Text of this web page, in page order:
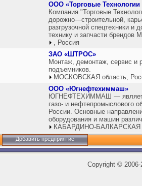
ООО «Торговые
Компания "Торговые
дорожно—строительной,
разгрузочной спецтехники и
технику и запчасти брендов
, Россия
ЗАО «ШТРОС»
Монтаж, демонтаж, сервис и
подъемников.
МОСКОВСКАЯ область,
ООО «Югнефтехиммаш»
ЮГНЕФТЕХИММАШ —
газо- и нефтепромыслового
России. Основные
оборудования и машин
КАБАРДИНО-БАЛКАРСКАЯ
Добавить предприятие
Copyright ©